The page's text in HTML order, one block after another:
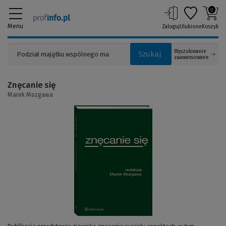
Menu
Szukaj
Wyszukiwanie
zaawansowane
ZalogujUlubione
0
Koszyk
(Link
Znęcanie się
Marek Mozgawa